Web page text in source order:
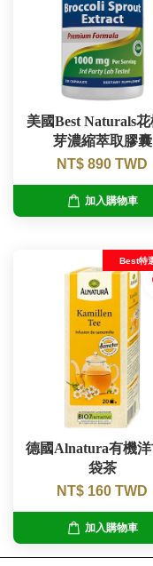
美國Best Naturals
芽濃縮萃取膠囊
NT$ 890 TWD
加入購物車
Best特
德國Alnatura有機
袋茶
NT$ 160 TWD
加入購物車